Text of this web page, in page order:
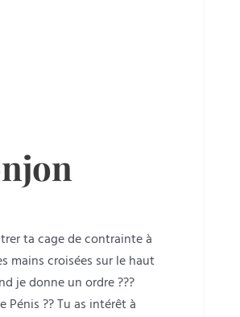
ta cage de contrainte à
mains croisées sur le haut
je donne un ordre ???
Pénis ?? Tu as intérêt à